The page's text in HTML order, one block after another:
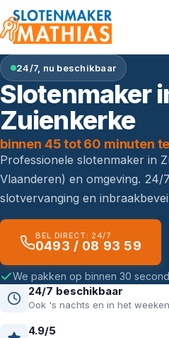
24/7, nu beschikbaar
Slotenmaker
Zuienkerke
binnen 45 tot 60 minuten
Professionele slotenmaker in
Vlaanderen) en omgeving.
slotvervanging en
BEL DIRECT: 24/7
0493 / 08 93 59
We pakken op binnen 30
24/7 beschikbaar
Ook 's nachts en in het
4.9/5